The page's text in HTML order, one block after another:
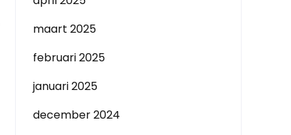
maart 2025
februari 2025
januari 2025
december 2024